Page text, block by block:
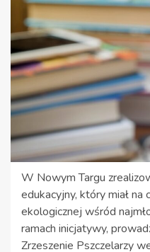
W Nowym Targu
edukacyjny, który miał
ekologicznej wśród
ramach inicjatywy,
Zrzeszenie Pszczelarzy